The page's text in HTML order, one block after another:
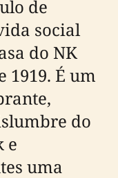
de
social
do NK
1919. É um
do
e
uma